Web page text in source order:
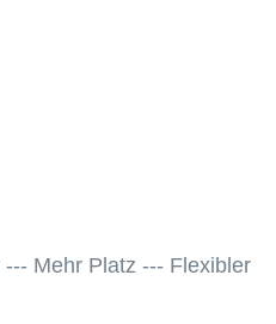
Mehr Platz --- Flexibler